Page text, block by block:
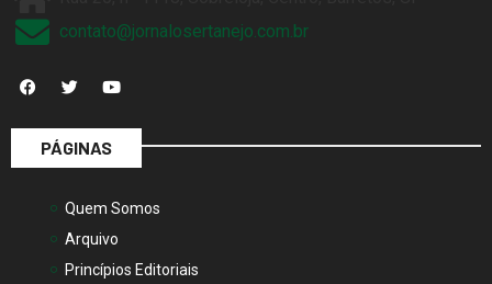
contato@jornalosertanejo.com.br
PÁGINAS
Quem Somos
Arquivo
Princípios Editoriais